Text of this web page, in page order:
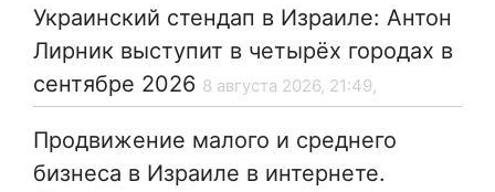
Украинский стендап в Израиле: Антон
Лирник выступит в четырёх городах в
сентябре 2026 8 августа 2026, 21:49,
Продвижение малого и среднего
бизнеса в Израиле в интернете.